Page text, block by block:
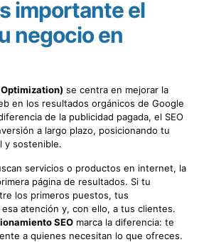
importante el
negocio en
Optimization) se centra en mejorar la
en los resultados orgánicos de Google
de la publicidad pagada, el SEO
a largo plazo, posicionando tu
y sostenible.
servicios o productos en internet, la
página de resultados. Si tu
los primeros puestos, tus
atención y, con ello, a tus clientes.
SEO marca la diferencia: te
a quienes necesitan lo que ofreces.